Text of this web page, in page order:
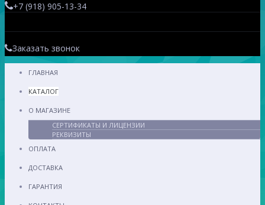
+7 (918) 905-13-34
Заказать звонок
ГЛАВНАЯ
КАТАЛОГ
О МАГАЗИНЕ
СЕРТИФИКАТЫ И ЛИЦЕНЗИИ
РЕКВИЗИТЫ
ОПЛАТА
ДОСТАВКА
ГАРАНТИЯ